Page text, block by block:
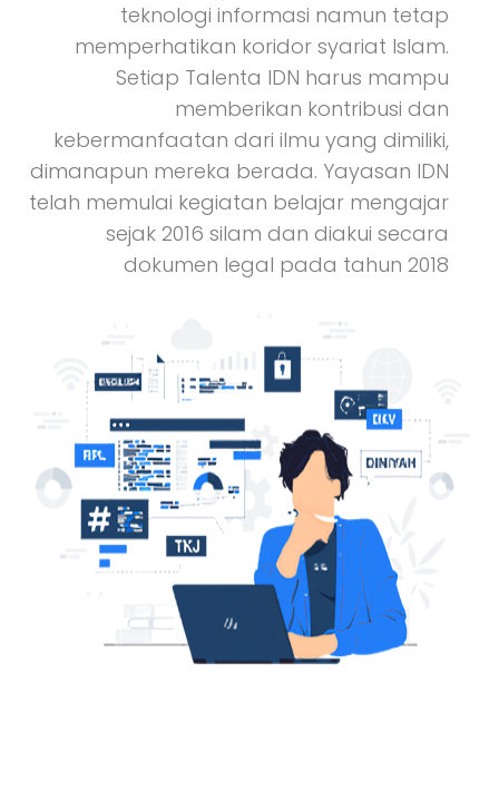
teknologi informasi namun tetap
memperhatikan koridor syariat Islam.
Setiap Talenta IDN harus mampu
memberikan kontribusi dan
kebermanfaatan dari ilmu yang dimiliki,
dimanapun mereka berada. Yayasan IDN
telah memulai kegiatan belajar mengajar
sejak 2016 silam dan diakui secara
dokumen legal pada tahun 2018